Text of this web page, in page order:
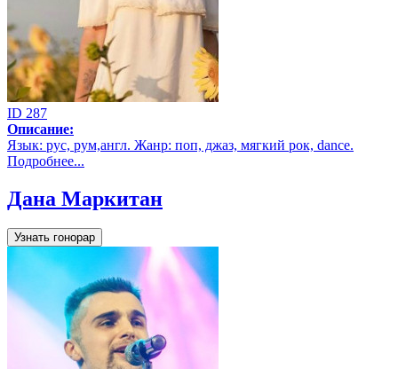
ID 287
Описание:
Язык: рус, рум,англ. Жанр: поп, джаз, мягкий рок, dance.
Подробнее...
Дана Маркитан
Узнать гонорар